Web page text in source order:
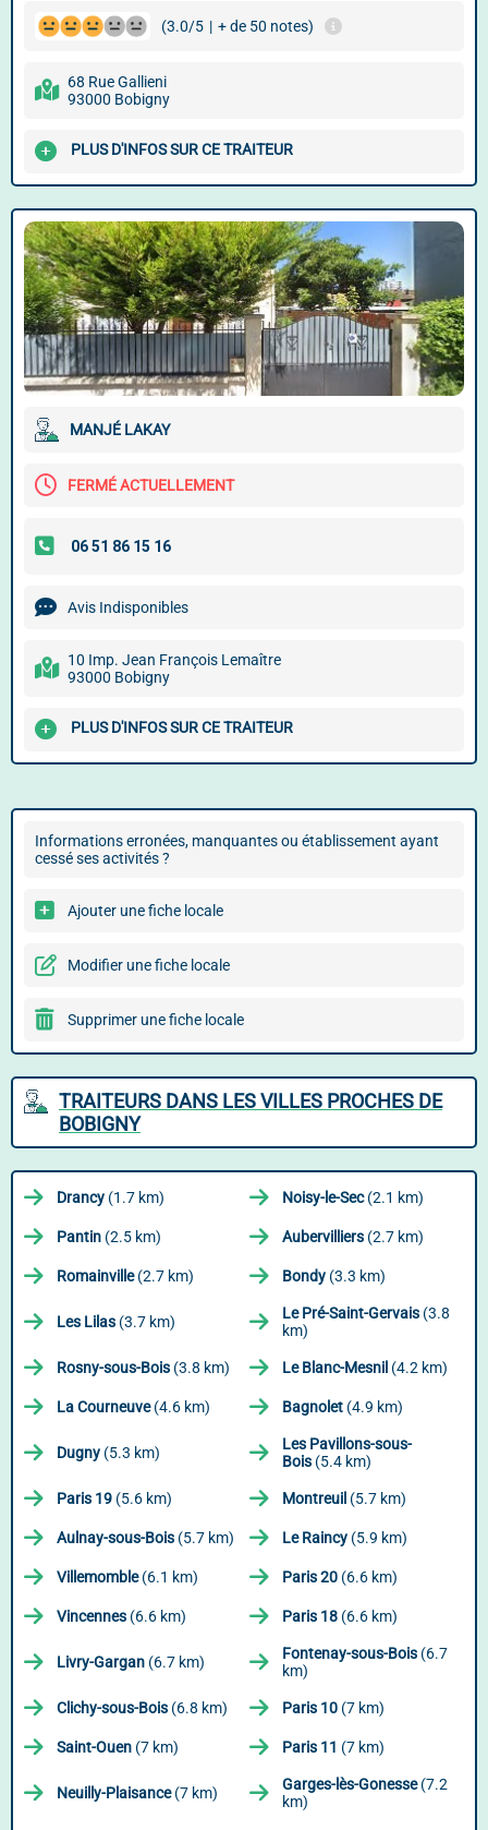
(3.0/5 | + de 50 notes)
68 Rue Gallieni
93000 Bobigny
PLUS D'INFOS SUR CE TRAITEUR
MANJÉ LAKAY
FERMÉ ACTUELLEMENT
Avis Indisponibles
10 Imp. Jean François Lemaître
93000 Bobigny
PLUS D'INFOS SUR CE TRAITEUR
Informations erronées, manquantes ou établissement ayant
cessé ses activités ?
Ajouter une fiche locale
Modifier une fiche locale
Supprimer une fiche locale
TRAITEURS DANS LES VILLES PROCHES DE
BOBIGNY
Drancy (1.7 km) Noisy-le-Sec(2.1 km)
Pantin (2.5 km) Aubervilliers (2.7 km)
Romainville(2.7 km) Bondy (3.3 km)
Les Lilas (3.7 km) Le Pré-Saint-Gervais (3.8
km)
Rosny-sous-Bois (3.8 km) Le Blanc-Mesnil (4.2 km)
La Courneuve(4.6 km) Bagnolet (4.9 km)
Dugny (5.3 km)
Les Pavillons-sous-
Bois (5.4 km)
Paris 19 (5.6 km) Montreuil (5.7 km)
Aulnay-sous-Bois (5.7 km) Le Raincy (5.9 km)
Villemomble(6.1 km) Paris 20 (6.6 km)
Vincennes (6.6 km) Paris 18 (6.6 km)
Livry-Gargan (6.7 km) Fontenay-sous-Bois (6.7
km)
Clichy-sous-Bois (6.8 km) Paris 10 (7 km)
Saint-Ouen (7 km) Paris 11 (7 km)
Neuilly-Plaisance(7 km) Garges-lès-Gonesse(7.2
km)